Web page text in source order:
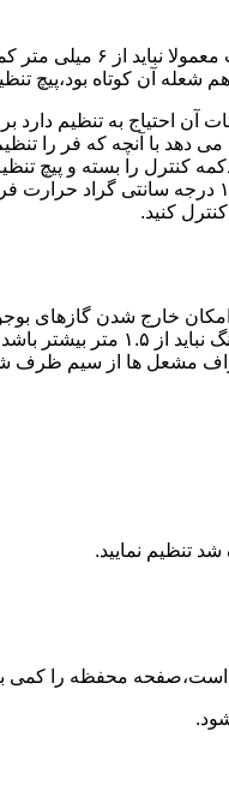
رنگ شعله پیلوت
هم شعله آن کوتاه
کنید.
خارج شدن گازهای
اجاق باید از بست
ها از سیم ظرف شویی
تنظیم نمایید.
محفظه را کمی